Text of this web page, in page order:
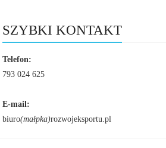
SZYBKI KONTAKT
Telefon:
793 024 625
E-mail:
biuro(małpka)rozwojeksportu.pl